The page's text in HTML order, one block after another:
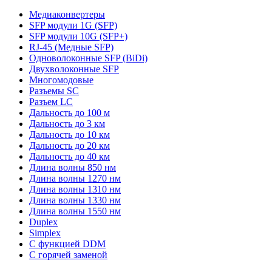
Медиаконвертеры
SFP модули 1G (SFP)
SFP модули 10G (SFP+)
RJ-45 (Медные SFP)
Одноволоконные SFP (BiDi)
Двухволоконные SFP
Многомодовые
Разъемы SC
Разъем LC
Дальность до 100 м
Дальность до 3 км
Дальность до 10 км
Дальность до 20 км
Дальность до 40 км
Длина волны 850 нм
Длина волны 1270 нм
Длина волны 1310 нм
Длина волны 1330 нм
Длина волны 1550 нм
Duplex
Simplex
С функцией DDM
С горячей заменой